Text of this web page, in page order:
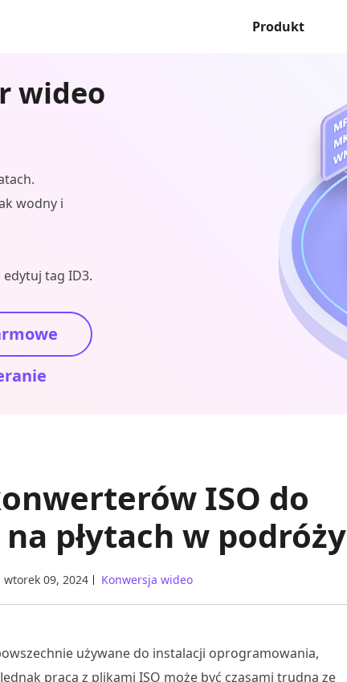
Produkt
wideo
wodny i
tag ID3.
ISO do
płytach w podróży
wtorek 09, 2024 Konwersja wideo
używane do instalacji oprogramowania,
praca z plikami ISO może być czasami trudna ze